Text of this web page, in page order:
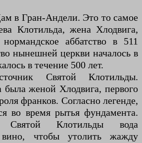
в Гран-Андели. Это то самое
Клотильда, жена Хлодвига,
аббатство в 511
нынешней церкви началось в
в течение 500 лет.
Святой Клотильды.
была женой Хлодвига, первого
франков. Согласно легенде,
во время рытья фундамента.
Клотильды вода
вино, чтобы утолить жажду